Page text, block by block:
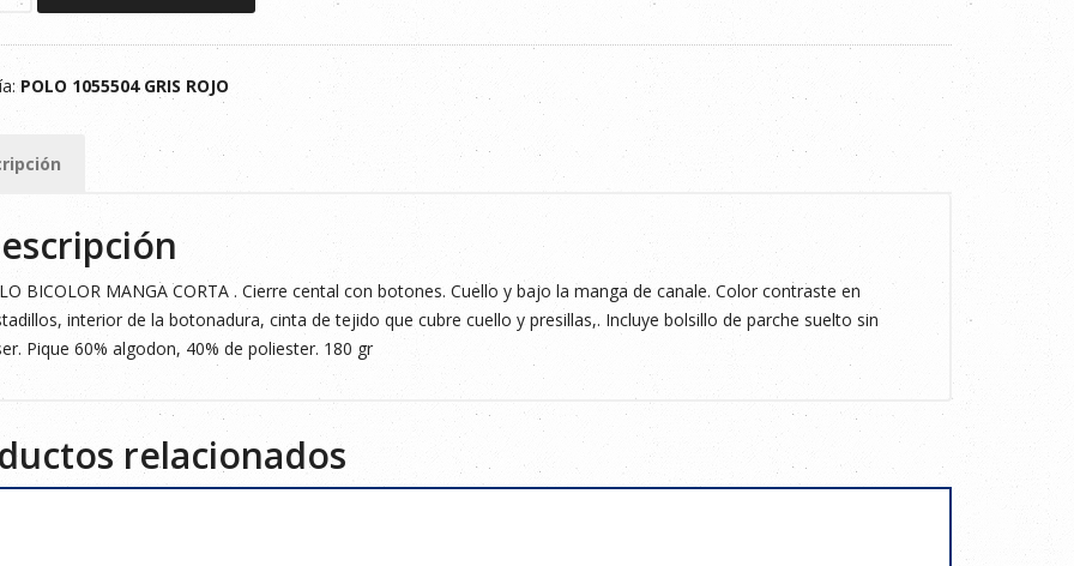
POLO 1055504 GRIS ROJO
BICOLOR MANGA CORTA . Cierre cental con botones. Cuello y bajo la manga de canale. Color contraste en
interior de la botonadura, cinta de tejido que cubre cuello y presillas,. Incluye bolsillo de parche suelto sin
Pique 60% algodon, 40% de poliester. 180 gr
relacionados